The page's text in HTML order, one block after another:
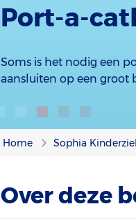
Port-a-
Soms is het nodig een
aansluiten op een groot
Home Sophia
Over deze